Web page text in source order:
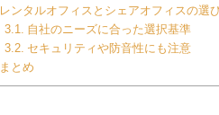
レンタルオフィスとシェアオフィスの選
自社のニーズに合った選択基準
セキュリティや防音性にも注意
まとめ